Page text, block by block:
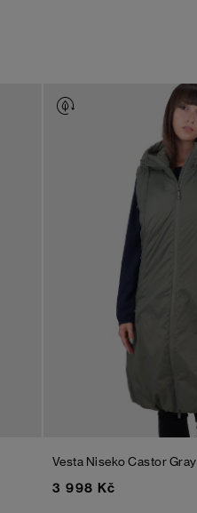
Vesta NisekoCastor Gray
3 998 Kč